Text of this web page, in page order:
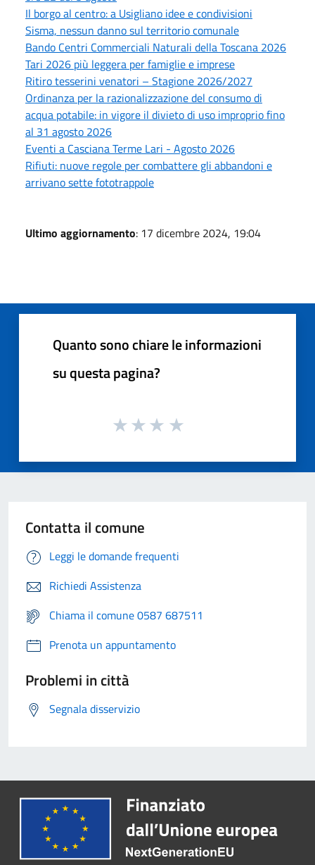
Il borgo al centro: a Usigliano idee e condivisioni
Sisma, nessun danno sul territorio comunale
Bando Centri Commerciali Naturali della Toscana 2026
Tari 2026 più leggera per famiglie e imprese
Ritiro tesserini venatori – Stagione 2026/2027
Ordinanza per la razionalizzazione del consumo di
acqua potabile: in vigore il divieto di uso improprio fino
al 31 agosto 2026
Eventi a Casciana Terme Lari - Agosto 2026
Rifiuti: nuove regole per combattere gli abbandoni e
arrivano sette fototrappole
Ultimo aggiornamento: 17 dicembre 2024, 19:04
Quanto sono chiare le informazioni
su questa pagina?
Contatta il comune
Leggi le domande frequenti
Richiedi Assistenza
Chiama il comune 0587 687511
Prenota un appuntamento
Problemi in città
Segnala disservizio